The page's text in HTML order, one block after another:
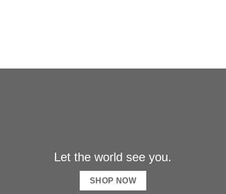
Let the world see you.
SHOP NOW